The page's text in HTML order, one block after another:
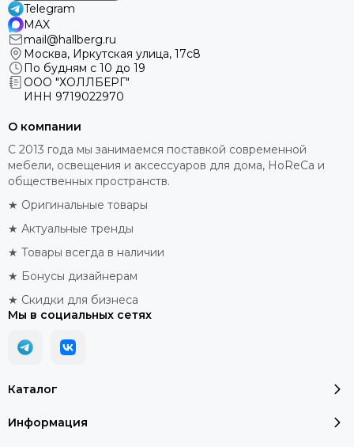
Telegram
MAX
mail@hallberg.ru
Москва, Иркутская улица, 17с8
По будням с 10 до 19
ООО "ХОЛЛБЕРГ"
ИНН 9719022970
Каталог
Информация
О компании
С 2013 года мы занимаемся поставкой современной
мебели, освещения и аксессуаров для дома, HoReCa и
общественных пространств.
★ Оригинальные товары
★ Актуальные тренды
★ Товары всегда в наличии
★ Бонусы дизайнерам
★ Скидки для бизнеса
Мы в социальных сетях